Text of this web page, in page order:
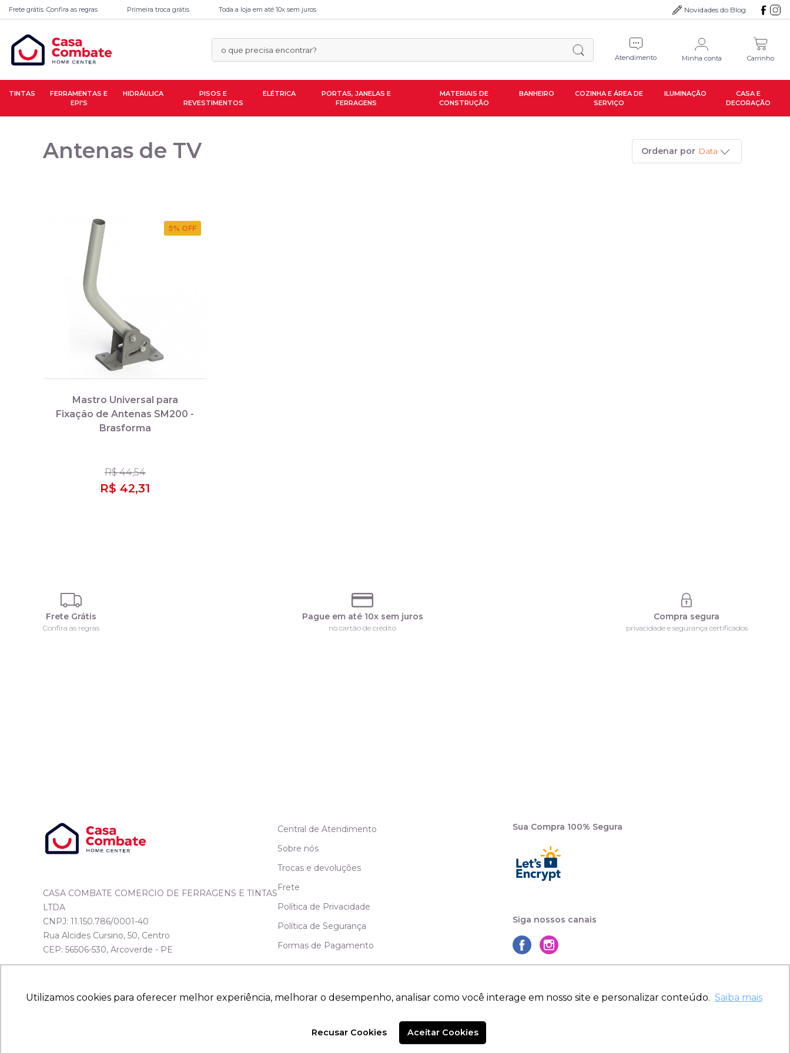
Utilizamos cookies para oferecer melhor experiência, melhorar o desempenho, analisar como você interage em nosso site e personalizar conteúdo. Saiba mais
Recusar Cookies Aceitar Cookies
Frete grátis. Confira as regras Primeira troca grátis Toda a loja em até 10x sem juros Novidades do Blog
Atendimento Minha conta Carrinho
TINTAS
FERRAMENTAS E
EPI'S
HIDRÁULICA
PISOS E
REVESTIMENTOS
ELÉTRICA
PORTAS, JANELAS E
FERRAGENS
MATERIAIS DE
CONSTRUÇÃO
BANHEIRO
COZINHA E ÁREA DE
SERVIÇO
ILUMINAÇÃO
CASA E
DECORAÇÃO
Antenas de TV Ordenar por Data
5% OFF
Mastro Universal para
Fixação de Antenas SM200 -
Brasforma
R$ 44,54
R$ 42,31
Frete Grátis
Confira as regras
Pague em até 10x sem juros
no cartão de crédito
Compra segura
privacidade e segurança certificados
CASA COMBATE COMERCIO DE FERRAGENS E TINTAS
LTDA
CNPJ: 11.150.786/0001-40
Rua Alcides Cursino, 50, Centro
CEP: 56506-530, Arcoverde - PE
Central de Atendimento
Sobre nós
Trocas e devoluções
Frete
Política de Privacidade
Política de Segurança
Formas de Pagamento
Sua Compra 100% Segura
Siga nossos canais